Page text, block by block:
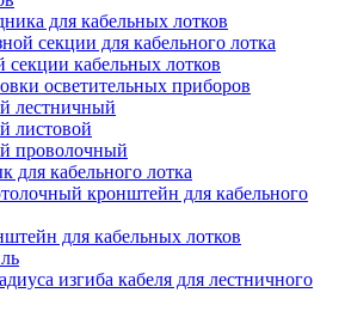
для кабельных лотков
секции для кабельного лотка
кабельных лотков
осветительных приборов
лестничный
листовой
проволочный
для кабельного лотка
кронштейн для кабельного
для кабельных лотков
изгиба кабеля для лестничного